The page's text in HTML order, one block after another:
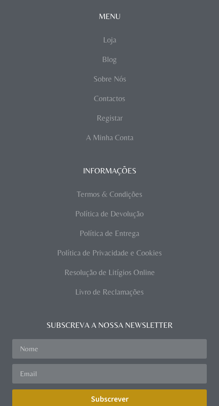
MENU
Loja
Blog
Sobre Nós
Contactos
Registar
A Minha Conta
INFORMAÇÕES
Termos & Condições
Política de Devolução
Política de Entrega
Política de Privacidade e Cookies
Resolução de Litígios Online
Livro de Reclamações
SUBSCREVA A NOSSA NEWSLETTER
Subscrever